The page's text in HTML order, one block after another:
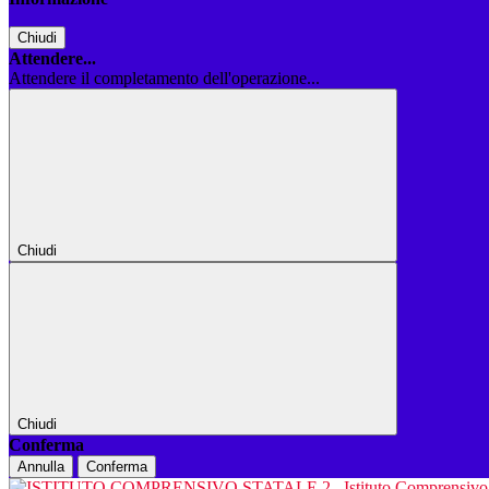
Chiudi
Attendere...
Attendere il completamento dell'operazione...
Chiudi
Chiudi
Conferma
Annulla Conferma